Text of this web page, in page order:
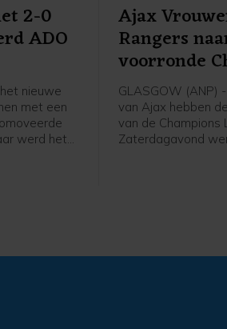
2-0
ADO
nieuwe
met een
werd het
Ajax
Rangers
voorronde
League
GLASGOW (ANP)
van Ajax hebben
van de Champions
Zaterdagavond